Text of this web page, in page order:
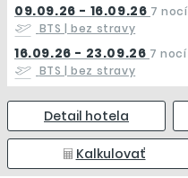
09.09.26 - 16.09.26 7 nocí
BTS| bez stravy
16.09.26 - 23.09.26 7 nocí
BTS| bez stravy
Detail hotela
Kalkulovať